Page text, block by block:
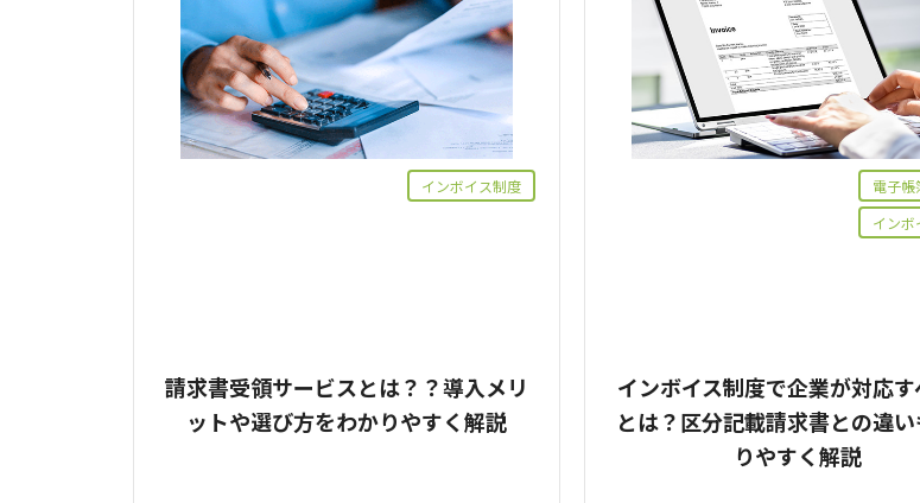
インボイス制度
請求書受領サービスとは？？導入メリ
ットや選び方をわかりやすく解説
電子帳
インボ
インボイス制度で企業が対応す
とは？区分記載請求書との違
りやすく解説